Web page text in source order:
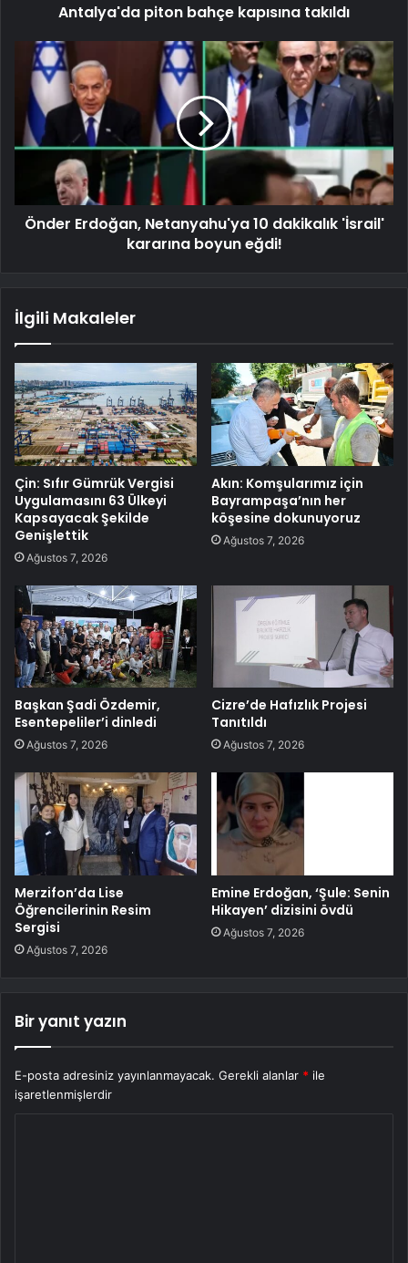
Antalya'da piton bahçe kapısına takıldı
Önder Erdoğan, Netanyahu'ya 10 dakikalık 'İsrail'
kararına boyun eğdi!
İlgili Makaleler
Çin: Sıfır Gümrük Vergisi
Uygulamasını 63 Ülkeyi
Kapsayacak Şekilde
Genişlettik
Ağustos 7, 2026
Akın: Komşularımız için
Bayrampaşa’nın her
köşesine dokunuyoruz
Ağustos 7, 2026
Başkan Şadi Özdemir,
Esentepeliler’i dinledi
Ağustos 7, 2026
Cizre’de Hafızlık Projesi
Tanıtıldı
Ağustos 7, 2026
Merzifon’da Lise
Öğrencilerinin Resim
Sergisi
Ağustos 7, 2026
Emine Erdoğan, ‘Şule: Senin
Hikayen’ dizisini övdü
Ağustos 7, 2026
Bir yanıt yazın
E-posta adresiniz yayınlanmayacak. Gerekli alanlar * ile
işaretlenmişlerdir